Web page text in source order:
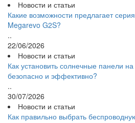
Новости и статьи
Какие возможности предлагает
Megarevo G2S?
..
22/06/2026
Новости и статьи
Как установить солнечные панели
безопасно и эффективно?
..
30/07/2026
Новости и статьи
Как правильно выбрать